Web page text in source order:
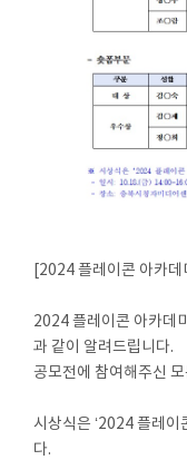
[2024 플레이콘 아카
2024 플레이콘 아카데
과 같이 알려드립니다.
공모전에 참여해주신
시상식은 ‘2024 플레이
다.